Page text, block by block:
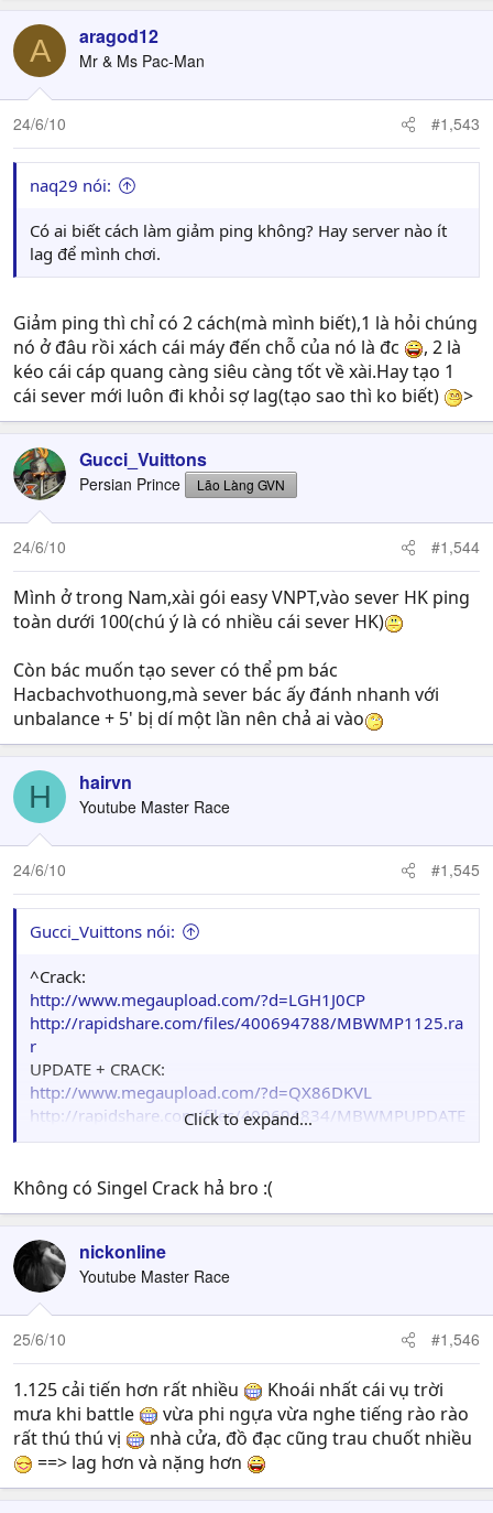
A aragod12
Mr & Ms Pac-Man
24/6/10 #1,543
naq29 nói:
Có ai biết cách làm giảm ping không? Hay server nào ít
lag để mình chơi.
Giảm ping thì chỉ có 2 cách(mà mình biết),1 là hỏi chúng
nó ở đâu rồi xách cái máy đến chỗ của nó là đc
, 2 là
kéo cái cáp quang càng siêu càng tốt về xài.Hay tạo 1
cái sever mới luôn đi khỏi sợ lag(tạo sao thì ko biết)
>
Gucci_Vuittons
Persian Prince Lão Làng GVN
24/6/10 #1,544
Mình ở trong Nam,xài gói easy VNPT,vào sever HK ping
toàn dưới 100(chú ý là có nhiều cái sever HK)
Còn bác muốn tạo sever có thể pm bác
Hacbachvothuong,mà sever bác ấy đánh nhanh với
unbalance + 5' bị dí một lần nên chả ai vào
H hairvn
Youtube Master Race
24/6/10 #1,545
Gucci_Vuittons nói:
^Crack:
http://www.megaupload.com/?d=LGH1J0CP
http://rapidshare.com/files/400694788/MBWMP1125.ra
r
UPDATE + CRACK:
http://www.megaupload.com/?d=QX86DKVL
http://rapidshare.com/files/400694834/MBWMPUPDATE
1125.rar
có sever VN đấy nhưng lấy tên là HK,mà ping sever HK
thật lại thấp hơn ping sever VN
Click to expand...
Không có Singel Crack hả bro :(
nickonline
Youtube Master Race
25/6/10 #1,546
1.125 cải tiến hơn rất nhiều
Khoái nhất cái vụ trời
mưa khi battle
vừa phi ngựa vừa nghe tiếng rào rào
rất thú thú vị
nhà cửa, đồ đạc cũng trau chuốt nhiều
==> lag hơn và nặng hơn